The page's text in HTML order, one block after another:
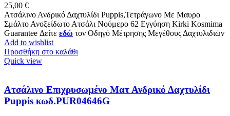
25,00 €
Ατσάλινο Ανδρικό Δαχτυλίδι Puppis,Τετράγωνο Με Mαυρο
Σμάλτο Ανοξείδωτο Ατσάλι Νούμερο 62 Εγγύηση Kirki Kosmima
Guarantee Δείτε εδώ τον Οδηγό Μέτρησης Μεγέθους Δαχτυλιδιών
Add to wishlist
Προσθήκη στο καλάθι
Quick view
Ατσάλινο Επιχρυσωμένο Ματ Ανδρικό Δαχτυλίδι
Puppis κωδ.PUR04646G